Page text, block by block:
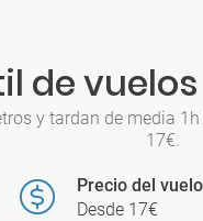
de
y tardan de media
17€.
Precio del vuelo
Desde 17€